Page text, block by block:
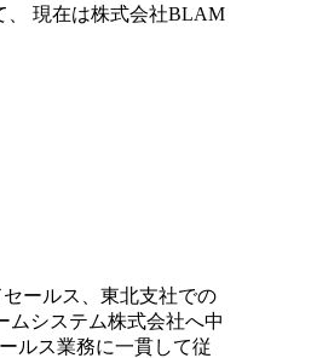
、 現在は株式会社BLAM
ールス、東北支社での
ムシステム株式会社へ中
ルス業務に一貫して従